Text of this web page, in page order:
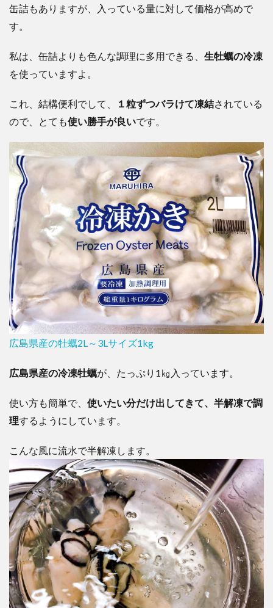
缶詰もありますが、入っている量に対して価格が高めで
す。
私は、缶詰よりも色んな調理に多用できる、 生牡蠣の冷凍
を使っていますよ。
これ、結構便利でして、 １粒ずつバラけて凍結されている
ので、とても使い勝手が良いです。
広島県産の牡蠣2L～3Lサイズ1kg
広島県産の冷凍牡蠣が、たっぷり1㎏入っています。
使い方も簡単で、 使いたい分だけ出してきて、半解凍で調
理するようにしています。
こんな風に流水で半解凍します。